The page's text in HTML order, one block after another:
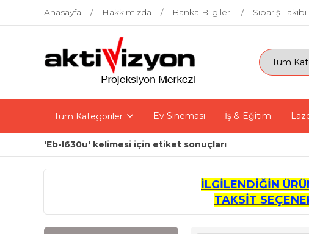
Anasayfa Hakkımızda Banka Bilgileri Sipariş Takibi
Tüm Kategoriler Ev Sineması İş & Eğitim
'Eb-l630u' kelimesi için etiket sonuçları
İLGİLENDİĞİN
TAKSİT